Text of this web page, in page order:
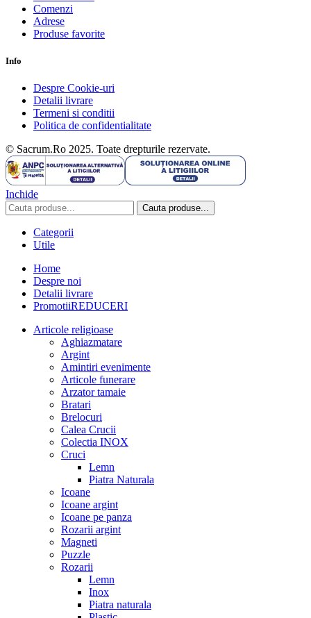
Comenzi
Adrese
Produse favorite
Info
Despre Cookie-uri
Detalii livrare
Termeni si conditii
Politica de confidentialitate
© Sacrum.Ro 2025. Toate drepturile rezervate.
Inchide
Cauta produse...
Categorii
Utile
Home
Despre noi
Detalii livrare
PromotiiREDUCERI
Articole religioase
Aghiazmatare
Argint
Amintiri evenimente
Articole funerare
Arzator tamaie
Bratari
Brelocuri
Calea Crucii
Colectia INOX
Cruci
Lemn
Piatra Naturala
Icoane
Icoane argint
Icoane pe panza
Rozarii argint
Magneti
Puzzle
Rozarii
Lemn
Inox
Piatra naturala